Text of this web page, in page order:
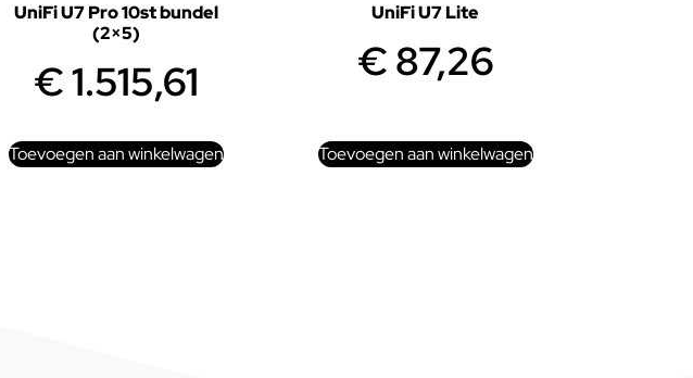
UniFi U7 Pro 10st bundel
(2×5)
€1.515,61
Toevoegen aan winkelwagen
UniFi U7 Lite
€87,26
Toevoegen aan winkelwagen